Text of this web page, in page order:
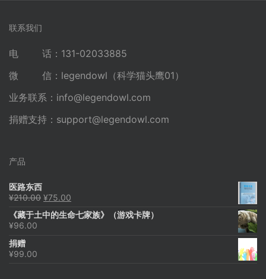
联系我们
电 话：131-02033885
微 信：legendowl（科学猫头鹰01）
业务联系： info@legendowl.com
捐赠支持： support@legendowl.com
产品
医路东西
¥210.00 原
为：
¥75.00
价
《藏于土中的生命七家族》（游戏卡牌）
¥96.00
捐赠
¥99.00